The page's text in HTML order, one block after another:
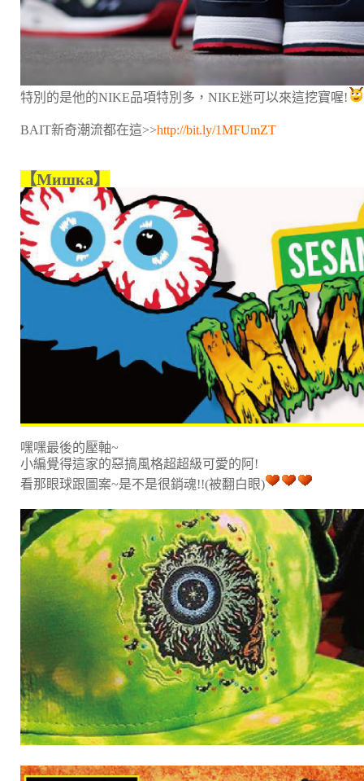
特別的是他的NIKE品項特別多，NIKE迷可以來這挖寶喔!
BAIT新奇潮流都在這>>http://bit.ly/1MFUmZT
【Мишка】
嘿嘿最後的壓軸~
小編覺得這家的惡搞風格超超級可愛的阿!
看那眼球跟圖案~是不是很銷魂!!(被翻白眼)